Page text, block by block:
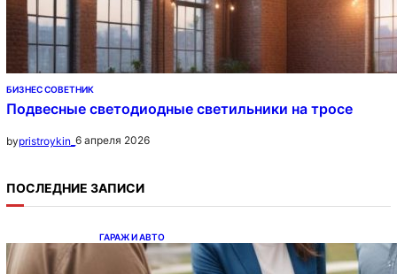
БИЗНЕС СОВЕТНИК
Подвесные светодиодные светильники на тросе
bypristroykin_ 6 апреля 2026
ПОСЛЕДНИЕ ЗАПИСИ
ГАРАЖ И АВТО
Ипотека на новостройки при оформлении